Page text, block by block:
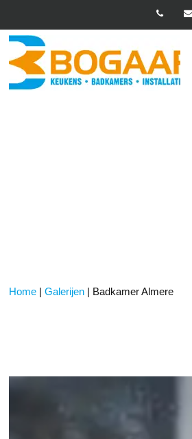
Home |Galerijen | Badkamer Almere